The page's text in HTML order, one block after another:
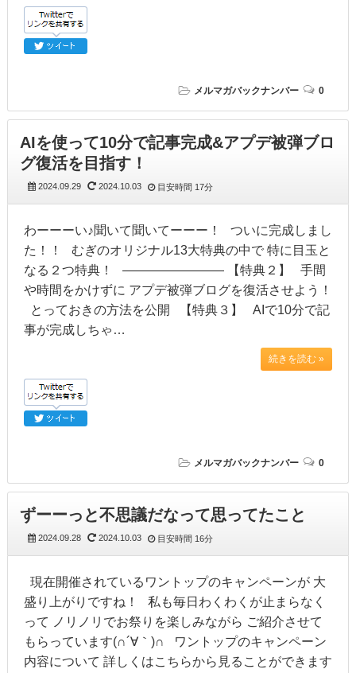
メルマガバックナンバー 0
AIを使って10分で記事完成&アプデ被弾ブロ
グ復活を目指す！
2024.09.29 2024.10.03 目安時間 17分
わーーーい♪聞いて聞いてーーー！ ついに完成しまし
た！！ むぎのオリジナル13大特典の中で 特に目玉と
なる２つ特典！ ———————— 【特典２】 手間
や時間をかけずに アプデ被弾ブログを復活させよう！
とっておきの方法を公開 【特典３】 AIで10分で記
事が完成しちゃ…
続きを読む »
メルマガバックナンバー 0
ずーーっと不思議だなって思ってたこと
2024.09.28 2024.10.03 目安時間 16分
現在開催されているワントップのキャンペーンが 大
盛り上がりですね！ 私も毎日わくわくが止まらなく
って ノリノリでお祭りを楽しみながら ご紹介させて
もらっています(∩´∀｀)∩ ワントップのキャンペーン
内容について 詳しくはこちらから見ることができます